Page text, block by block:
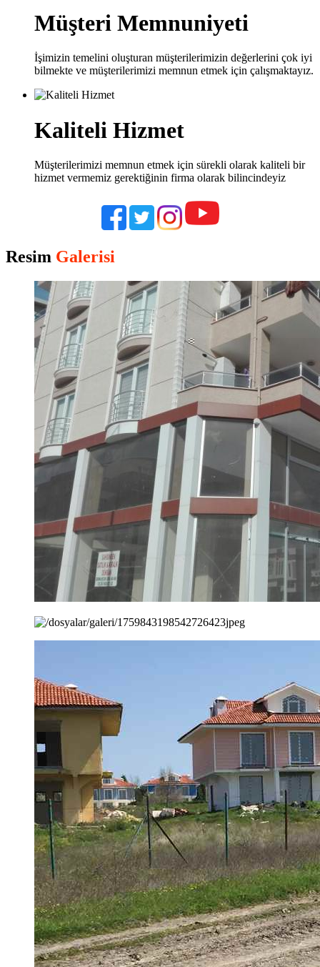
Müşteri Memnuniyeti
İşimizin temelini oluşturan müşterilerimizin değerlerini çok iyi
bilmekte ve müşterilerimizi memnun etmek için çalışmaktayız.
Kaliteli Hizmet
Müşterilerimizi memnun etmek için sürekli olarak kaliteli bir
hizmet vermemiz gerektiğinin firma olarak bilincindeyiz
Resim Galerisi